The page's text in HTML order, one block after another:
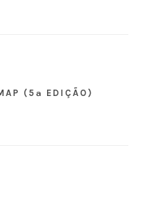
(5ª EDIÇÃO)